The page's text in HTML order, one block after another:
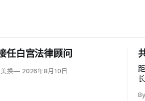
任白宫法律顾问
换 2026年8月10日